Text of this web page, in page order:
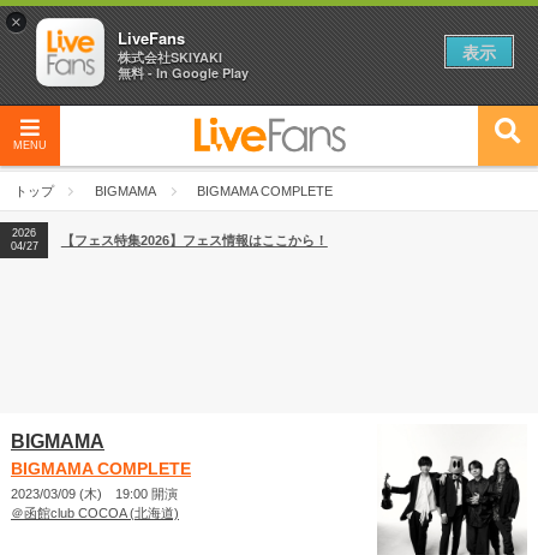
MENU
トップ BIGMAMA BIGMAMA COMPLETE
2026
04/27
2026
【ライブ動員ランキング】2026年上半期編発表！
2026
04/27
【フェス特集2026】フェス情報はここから！
BIGMAMA
BIGMAMA COMPLETE
2023/03/09 (木) 19:00 開演
＠函館club COCOA (北海道)
×
LiveFans
株式会社SKIYAKI
無料 - In Google Play
表示